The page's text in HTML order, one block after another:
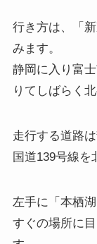
行き方は、「
みます。
静岡に入り富
りてしばらく
走行する道路
国道139号線を
左手に「本栖
すぐの場所に